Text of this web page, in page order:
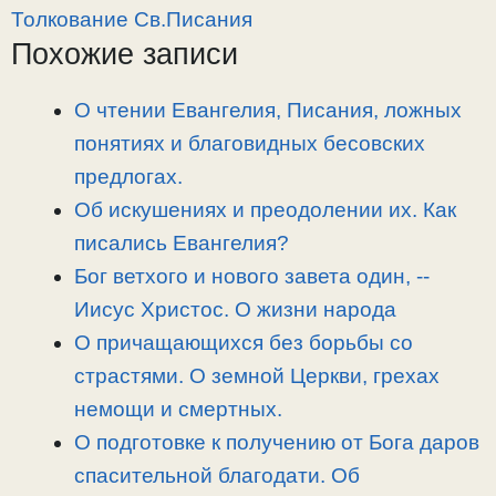
n
a
o
и
Толкование Св.Писания
Похожие записи
О чтении Евангелия, Писания, ложных
понятиях и благовидных бесовских
предлогах.
Об искушениях и преодолении их. Как
писались Евангелия?
Бог ветхого и нового завета один, -­
Иисус Христос. О жизни народа
О причащающихся без борьбы со
страстями. О земной Церкви, грехах
немощи и смертных.
О подготовке к получению от Бога даров
спасительной благодати. Об